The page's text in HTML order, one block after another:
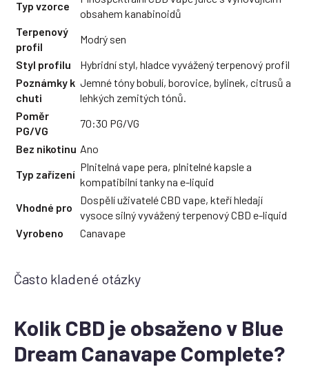
Typ vzorce
obsahem kanabinoidů
Terpenový
profil
Modrý sen
Styl profilu
Hybridní styl, hladce vyvážený terpenový profil
Poznámky k
chuti
Jemné tóny bobulí, borovice, bylinek, citrusů a
lehkých zemitých tónů.
Poměr
PG/VG
70:30 PG/VG
Bez nikotinu Ano
Typ zařízení
Plnitelná vape pera, plnitelné kapsle a
kompatibilní tanky na e-liquid
Vhodné pro
Dospělí uživatelé CBD vape, kteří hledají
vysoce silný vyvážený terpenový CBD e-liquid
Vyrobeno
Canavape
Často kladené otázky
Kolik CBD je obsaženo v Blue
Dream Canavape Complete?